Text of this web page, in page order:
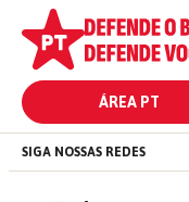
ÁREA PT
SIGA NOSSAS REDES